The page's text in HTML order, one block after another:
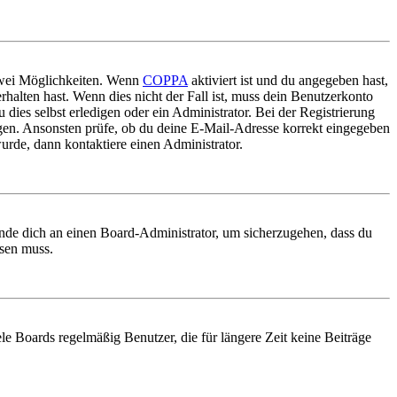
Möglichkeiten. Wenn COPPA aktiviert ist und du angegeben hast,
hast. Wenn dies nicht der Fall ist, muss dein Benutzerkonto
selbst erledigen oder ein Administrator. Bei der Registrierung
Ansonsten prüfe, ob du deine E-Mail-Adresse korrekt eingegeben
dann kontaktiere einen Administrator.
dich an einen Board-Administrator, um sicherzugehen, dass du
muss.
Boards regelmäßig Benutzer, die für längere Zeit keine Beiträge